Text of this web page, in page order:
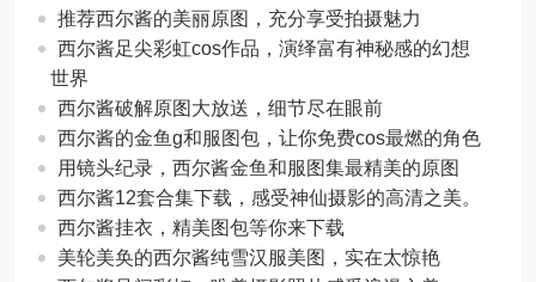
推荐西尔酱的美丽原图，充分享受拍摄魅力
西尔酱足尖彩虹cos作品，演绎富有神秘感的幻想
世界
西尔酱破解原图大放送，细节尽在眼前
西尔酱的金鱼g和服图包，让你免费cos最燃的角色
用镜头纪录，西尔酱金鱼和服图集最精美的原图
西尔酱12套合集下载，感受神仙摄影的高清之美。
西尔酱挂衣，精美图包等你来下载
美轮美奂的西尔酱纯雪汉服美图，实在太惊艳